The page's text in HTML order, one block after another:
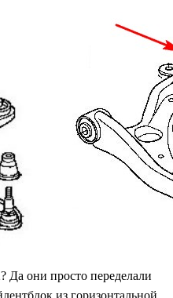
Да они просто переделали